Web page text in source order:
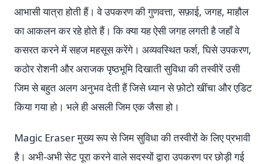
आभासी यात्रा होती हैं। वे उपकरण की गुणवत्ता, सफ़ाई, जगह, माहौल
का आकलन कर रहे होते हैं। कि क्या यह ऐसी जगह लगती है जहाँ वे
कसरत करने में सहज महसूस करेंगे। अव्यवस्थित फर्श, घिसे उपकरण,
कठोर रोशनी और अराजक पृष्ठभूमि दिखाती सुविधा की तस्वीरें उसी
जिम से बहुत अलग अनुभव देती हैं जिसे ध्यान से फ़ोटो खींचा और एडिट
किया गया हो। भले ही असली जिम एक जैसा हो।
Magic Eraser मुख्य रूप से जिम सुविधा की तस्वीरों के लिए प्रभावी
है। अभी-अभी सेट पूरा करने वाले सदस्यों द्वारा उपकरण पर छोड़ी गई